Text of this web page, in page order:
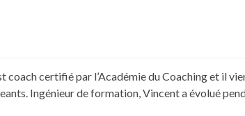
coach certifié par l’Académie du Coaching et il
Ingénieur de formation, Vincent a évolué